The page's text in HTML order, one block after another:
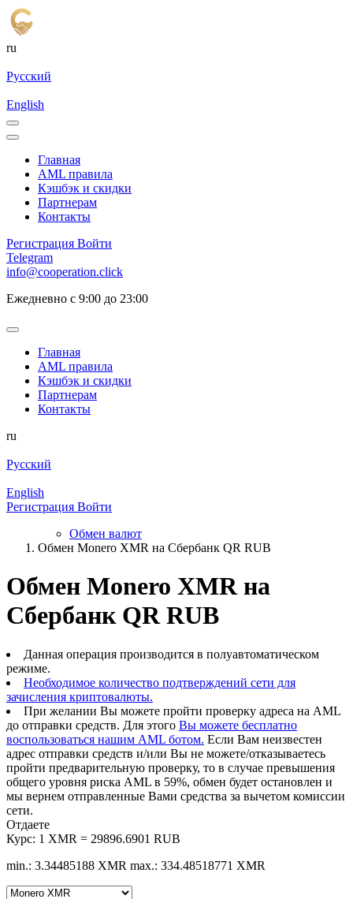
ru
Русский
English
Главная
AML правила
Кэшбэк и cкидки
Партнерам
Контакты
Регистрация Войти
Telegram
info@cooperation.click
Ежедневно с 9:00 до 23:00
Главная
AML правила
Кэшбэк и cкидки
Партнерам
Контакты
ru
Русский
English
Регистрация Войти
Обмен валют
Обмен Monero XMR на Сбербанк QR RUB
Обмен Monero XMR на
Сбербанк QR RUB
Данная операция производится в полуавтоматическом
режиме.
Необходимое количество подтверждений сети для
зачисления криптовалюты.
При желании Вы можете пройти проверку адреса на AML
до отправки средств. Для этого Вы можете бесплатно
воспользоваться нашим AML ботом. Если Вам неизвестен
адрес отправки средств и/или Вы не можете/отказываетесь
пройти предварительную проверку, то в случае превышения
общего уровня риска AML в 59%, обмен будет остановлен и
мы вернем отправленные Вами средства за вычетом комиссии
сети.
Отдаете
Курс: 1 XMR = 29896.6901 RUB
min.: 3.34485188 XMR max.: 334.48518771 XMR